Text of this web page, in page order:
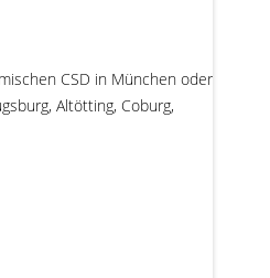
CSD in München oder
Altötting, Coburg,